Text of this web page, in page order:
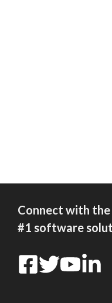
Connect with
#1 software